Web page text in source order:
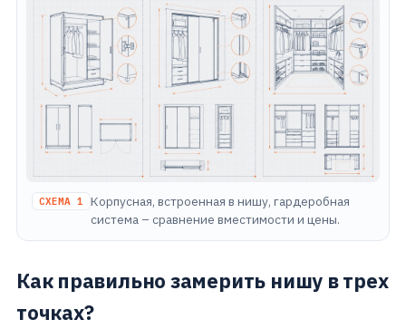
СХЕМА 1
Корпусная, встроенная в нишу, гардеробная
система – сравнение вместимости и цены.
Как правильно замерить нишу в трех
точках?